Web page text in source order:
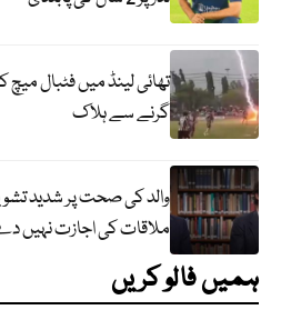
تھائی لینڈ میں فٹبال
گرنے سے ہلاک
والد کی صحت پر شدید
ملاقات کی اجازت نہیں
ہمیں فالو کریں